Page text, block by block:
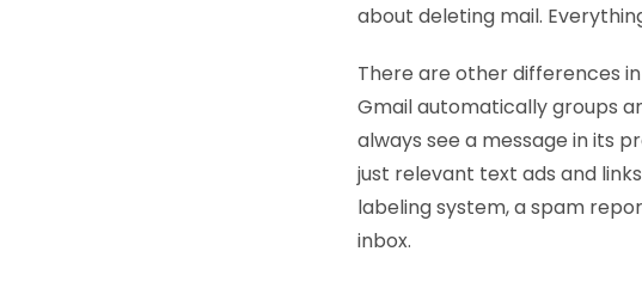
about deleting mail.
There are other differences
Gmail automatically groups
always see a message in its
just relevant text ads and
labeling system, a spam
inbox.